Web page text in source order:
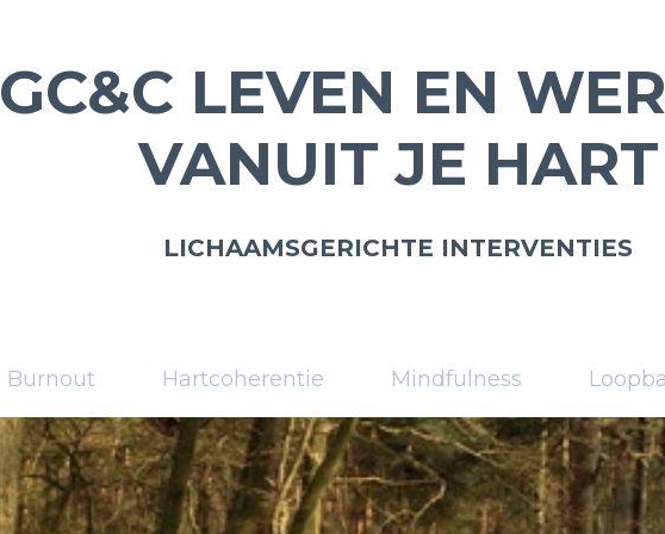
GC&C LEVEN EN
VANUIT JE HART
LICHAAMSGERICHTE INTERVENTIES
Burnout Hartcoherentie Mindfulness